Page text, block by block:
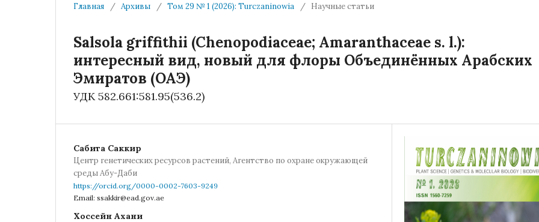
Главная / Архивы / Том 29 № 1 (2026): Turczaninowia / Научные статьи
Salsola griffithii (Chenopodiaceae; Amaranthaceae s. l.):
интересный вид, новый для флоры Объединённых Арабских
Эмиратов (ОАЭ)
УДК 582.661:581.95(536.2)
Сабита Саккир
Центр генетических ресурсов растений, Агентство по охране окружающей
среды Абу-Даби
https://orcid.org/0000-0002-7603-9249
Email: ssakkir@ead.gov.ae
Хоссейн Ахани